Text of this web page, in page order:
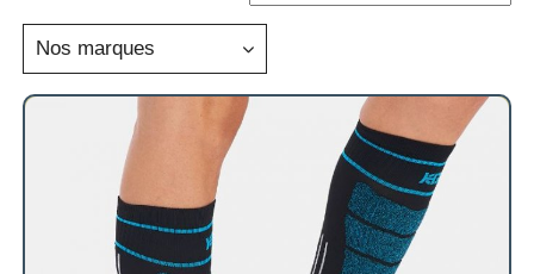
Nos marques